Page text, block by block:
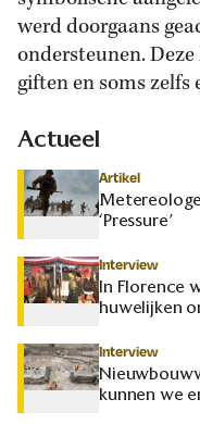
werd doorgaans
ondersteunen.
giften en soms
Actueel
Artikel
‘Pressure’
Interview
In Florence
huwelijken
Interview
kunnen we